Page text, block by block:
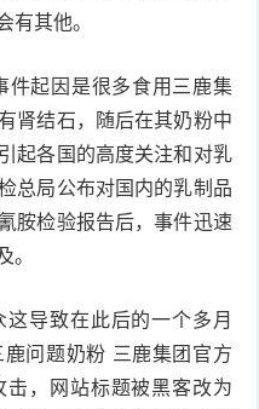
有其他。
件起因是很多食用三鹿集
肾结石，随后在其奶粉中
起各国的高度关注和对乳
总局公布对国内的乳制品
胺检验报告后，事件迅速
。
导致在此后的一个多月
问题奶粉 三鹿集团官方
击，网站标题被黑客改为